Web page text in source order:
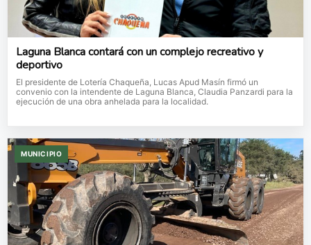
Laguna Blanca contará con un complejo recreativo y
deportivo
El presidente de Lotería Chaqueña, Lucas Apud Masín firmó un
convenio con la intendente de Laguna Blanca, Claudia Panzardi para la
ejecución de una obra anhelada para la localidad.
MUNICIPIO